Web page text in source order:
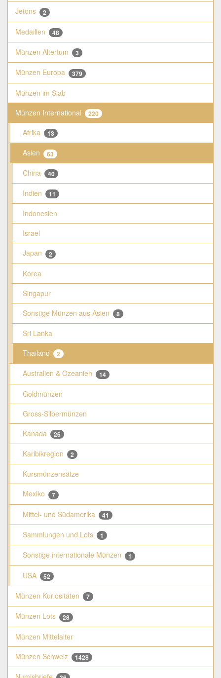
Jetons 2
Medaillen 48
Münzen Altertum 3
Münzen Europa 379
Münzen im Slab
Münzen International
220
Afrika 13
Asien 63
China 40
Indien 11
Indonesien
Israel
Japan
2
Korea
Singapur
Sonstige Münzen aus Asien
8
Sri Lanka
Thailand
2
Australien & Ozeanien 14
Goldmünzen
Gross-Silbermünzen
Kanada
26
Karibikregion 2
Kursmünzensätze
Mexiko
7
Mittel- und Südamerika 41
Sammlungen und Lots 1
Sonstige internationale Münzen 1
USA 52
Münzen Kuriositäten 7
Münzen Lots 28
Münzen Mittelalter
Münzen Schweiz
1428